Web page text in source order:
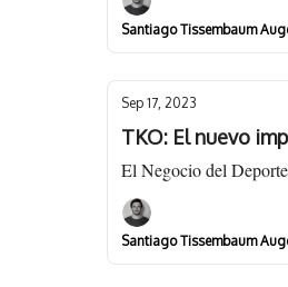
Santiago Tissembaum
Sep 17, 2023
TKO: El nuevo
El Negocio del Deporte
Santiago Tissembaum